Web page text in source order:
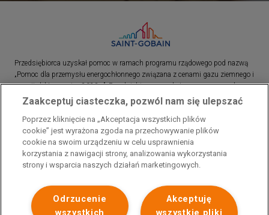
Przedsiębiorca uzyskał pomoc w ramach programu rządowego pod nazwą
„Pomoc dla przemysłu energochłonnego związana z cenami gazu ziemnego i
energii elektrycznej w 2023 r.”. Przedsiębiorca uzyskał pomoc w ramach
programu rządowego pod nazwą: „Pomoc dla sektorów energochłonnych
związana z nagłymi wzrostami cen gazu ziemnego i energii elektrycznej w
2022 r.”
Zaakceptuj ciasteczka, pozwól nam się ulepszać
Poprzez kliknięcie na „Akceptacja wszystkich plików
cookie” jest wyrażona zgoda na przechowywanie plików
cookie na swoim urządzeniu w celu usprawnienia
korzystania z nawigacji strony, analizowania wykorzystania
strony i wsparcia naszych działań marketingowych.
Akceptuję
wszystkie pliki
Odrzucenie
wszystkich